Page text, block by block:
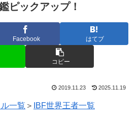
ピックアップ！
Facebook はてブ
コピー
2019.11.23 2025.11.19
一覧 ＞ IBF世界王者一覧